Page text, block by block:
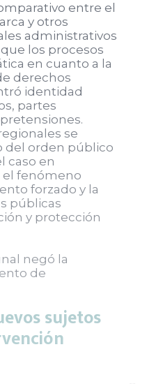
entre el
y otros
administrativos
los procesos
en cuanto a la
derechos
identidad
partes
se
del orden público
caso en
el fenómeno
forzado y la
públicas
y protección
negó la
de
sujetos